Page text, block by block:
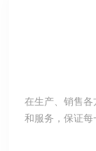
在生产、销售
和服务，保证每